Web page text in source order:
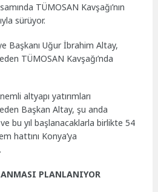
TÜMOSAN Kavşağı’nın
sürüyor.
Başkanı Uğur İbrahim Altay,
TÜMOSAN Kavşağı’nda
altyapı yatırımları
Başkan Altay, şu anda
bu yıl başlanacaklarla birlikte 54
hattını Konya’ya
PLANLANIYOR